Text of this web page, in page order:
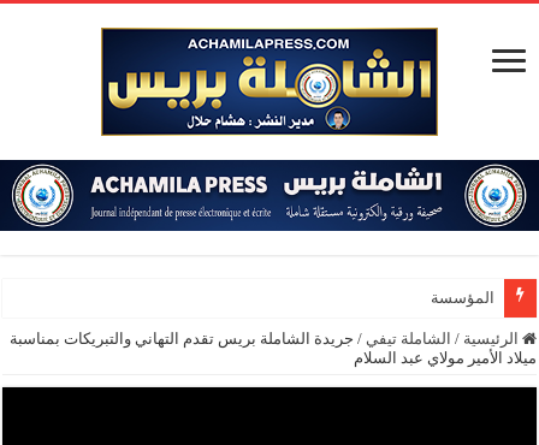
المؤسسة الدبلوماسية
الرئيسية / الشاملة تيفي / جريدة الشاملة بريس تقدم التهاني والتبريكات بمناسبة
ميلاد الأمير مولاي عبد السلام